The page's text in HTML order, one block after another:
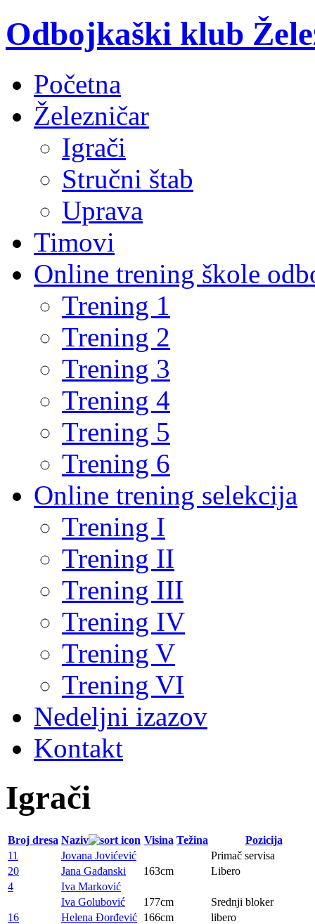
Odbojkaški klub
Početna
Železničar
Igrači
Stručni štab
Uprava
Timovi
Online trening škole
Trening 1
Trening 2
Trening 3
Trening 4
Trening 5
Trening 6
Online trening selekcija
Trening I
Trening II
Trening III
Trening IV
Trening V
Trening VI
Nedeljni izazov
Kontakt
Igrači
Broj dresa Naziv Visina Težina
Pozicija
11
Jovana Jovićević
Primač servisa
20
Jana Gađanski 163cm
Libero
4
Iva Marković
Iva Golubović
177cm
Srednji bloker
16
Helena Đorđević 166cm
libero